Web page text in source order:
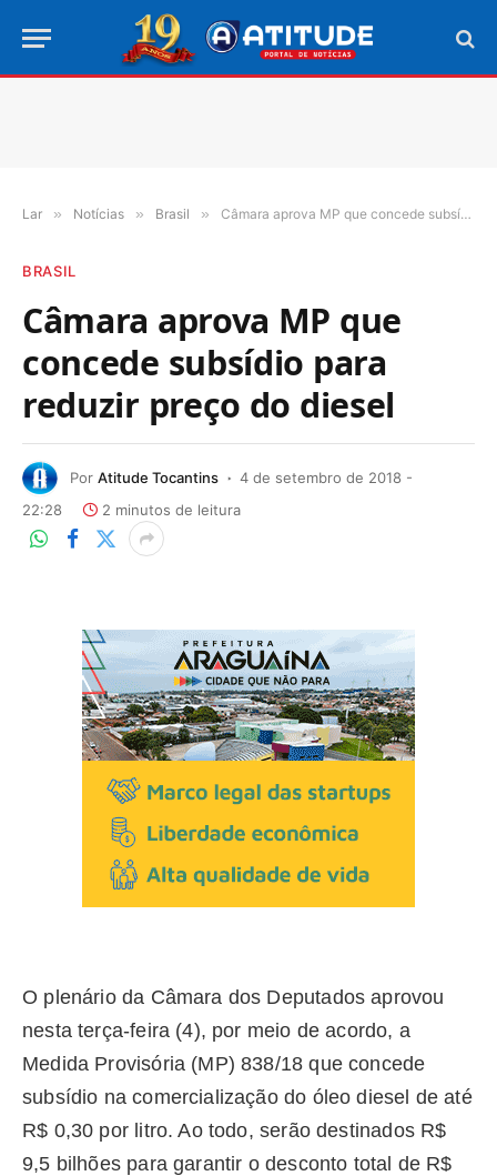
Lar » Notícias » Brasil » Câmara aprova MP que concede subsídio para reduzir preço do diesel
BRASIL
Câmara aprova MP que
concede subsídio para
reduzir preço do diesel
Por Atitude Tocantins
4 de setembro de 2018 -
22:28
2 minutos de leitura
O plenário da Câmara dos Deputados aprovou
nesta terça-feira (4), por meio de acordo, a
Medida Provisória (MP) 838/18 que concede
subsídio na comercialização do óleo diesel de até
R$ 0,30 por litro. Ao todo, serão destinados R$
9,5 bilhões para garantir o desconto total de R$